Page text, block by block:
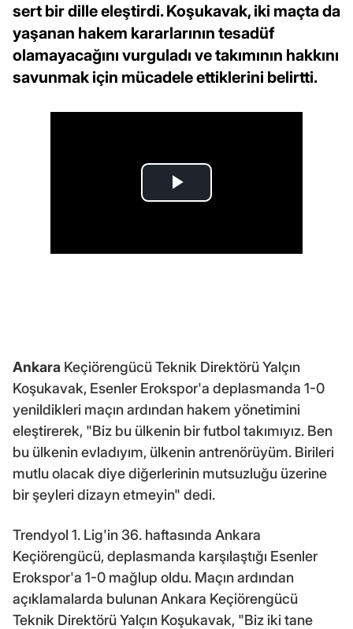
sert bir dille eleştirdi. Koşukavak, iki maçta da
yaşanan hakem kararlarının tesadüf
olamayacağını vurguladı ve takımının hakkını
savunmak için mücadele ettiklerini belirtti.
Ankara Keçiörengücü Teknik Direktörü Yalçın
Koşukavak, Esenler Erokspor'a deplasmanda 1-0
yenildikleri maçın ardından hakem yönetimini
eleştirerek, "Biz bu ülkenin bir futbol takımıyız. Ben
bu ülkenin evladıyım, ülkenin antrenörüyüm. Birileri
mutlu olacak diye diğerlerinin mutsuzluğu üzerine
bir şeyleri dizayn etmeyin" dedi.
Trendyol 1. Lig'in 36. haftasında Ankara
Keçiörengücü, deplasmanda karşılaştığı Esenler
Erokspor'a 1-0 mağlup oldu. Maçın ardından
açıklamalarda bulunan Ankara Keçiörengücü
Teknik Direktörü Yalçın Koşukavak, "Biz iki tane